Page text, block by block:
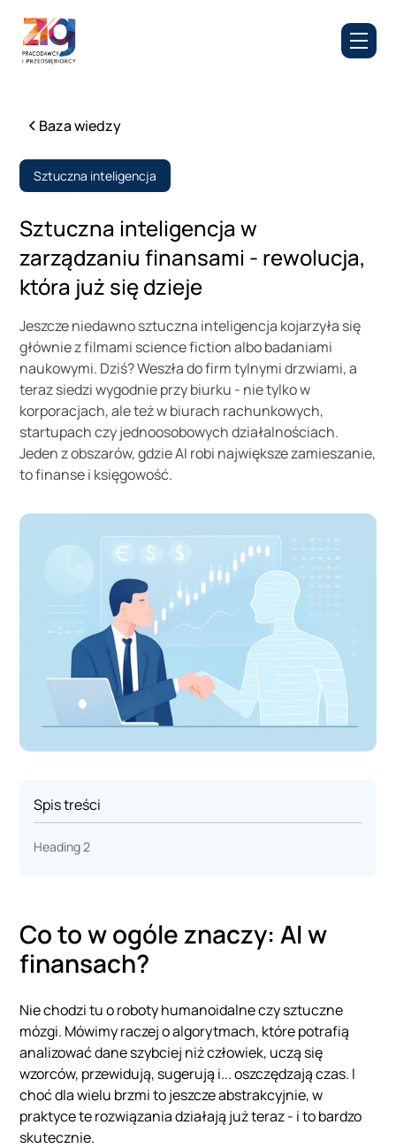
Baza wiedzy
Sztuczna inteligencja
Sztuczna inteligencja w
zarządzaniu finansami - rewolucja,
która już się dzieje
Jeszcze niedawno sztuczna inteligencja kojarzyła się
głównie z filmami science fiction albo badaniami
naukowymi. Dziś? Weszła do firm tylnymi drzwiami, a
teraz siedzi wygodnie przy biurku - nie tylko w
korporacjach, ale też w biurach rachunkowych,
startupach czy jednoosobowych działalnościach.
Jeden z obszarów, gdzie AI robi największe zamieszanie,
to finanse i księgowość.
Spis treści
Heading 2
Co to w ogóle znaczy: AI w
finansach?
Nie chodzi tu o roboty humanoidalne czy sztuczne
mózgi. Mówimy raczej o algorytmach, które potrafią
analizować dane szybciej niż człowiek, uczą się
wzorców, przewidują, sugerują i... oszczędzają czas. I
choć dla wielu brzmi to jeszcze abstrakcyjnie, w
praktyce te rozwiązania działają już teraz - i to bardzo
skutecznie.